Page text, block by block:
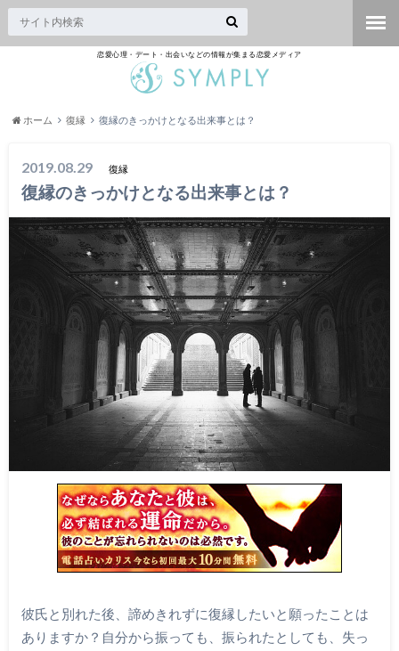
恋愛心理・デート・出会いなどの情報が集まる恋愛メディア
ホーム 復縁 復縁のきっかけとなる出来事とは？
2019.08.29 復縁
復縁のきっかけとなる出来事とは？
彼氏と別れた後、諦めきれずに復縁したいと願ったことは
ありますか？自分から振っても、振られたとしても、失っ